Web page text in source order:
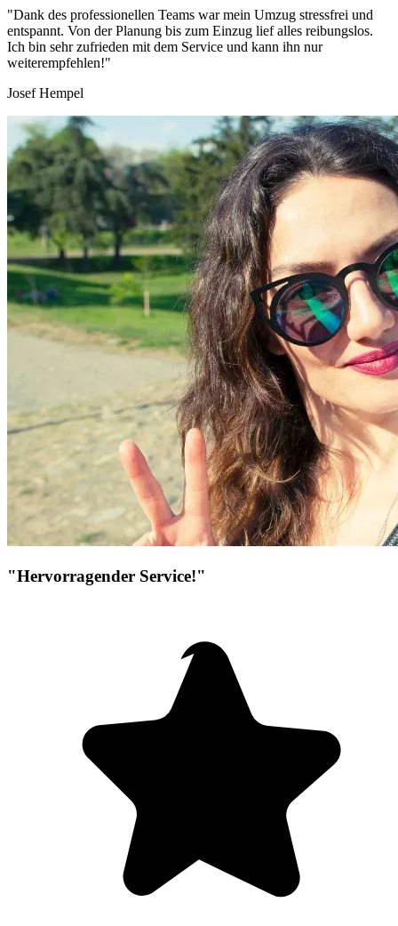
"Dank des professionellen Teams war mein Umzug stressfrei und
entspannt. Von der Planung bis zum Einzug lief alles reibungslos.
Ich bin sehr zufrieden mit dem Service und kann ihn nur
weiterempfehlen!"
Josef Hempel
"Hervorragender Service!"